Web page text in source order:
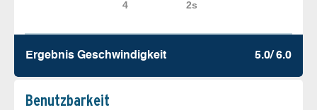
Ergebnis Geschw­indigkeit 5.0/ 6.0
Benutz­barkeit